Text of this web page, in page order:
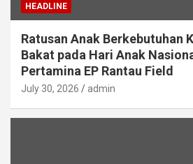
HEADLINE
Ratusan Anak Berkebutuhan
Bakat pada Hari Anak
Pertamina EP Rantau Field
July 30, 2026 admin